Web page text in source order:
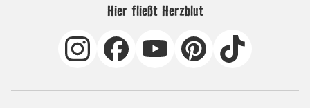
Hier fließt Herzblut